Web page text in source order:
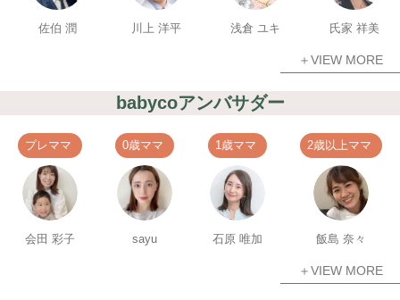
佐伯 潤 川上 洋平 浅倉 ユキ 氏家 祥美
＋VIEW MORE
babycoアンバサダー
プレママ
会田 彩子
0歳ママ
sayu
1歳ママ
石原 唯加
2歳以上ママ
飯島 奈々
＋VIEW MORE